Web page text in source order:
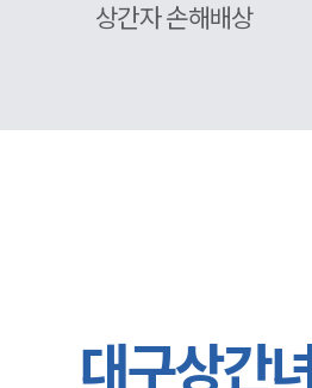
상간자 손해배상
대구상간